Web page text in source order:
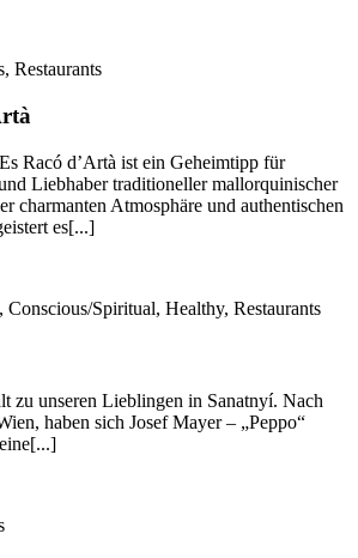
Restaurants
Racó d’Artà ist ein Geheimtipp für
Liebhaber traditioneller mallorquinischer
charmanten Atmosphäre und authentischen
es[...]
Conscious/Spiritual, Healthy, Restaurants
zu unseren Lieblingen in Sanatnyí. Nach
haben sich Josef Mayer – „Peppo“